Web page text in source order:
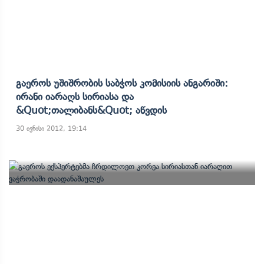
Გაეროს Უშიშრობის Საბჭოს Კომისიის Ანგარიში:
Ირანი Იარაღს Სირიასა Და
&quot;თალიბანს&quot; Აწვდის
30 ივნისი 2012, 19:14